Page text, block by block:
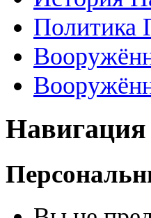
Политика
Навигация